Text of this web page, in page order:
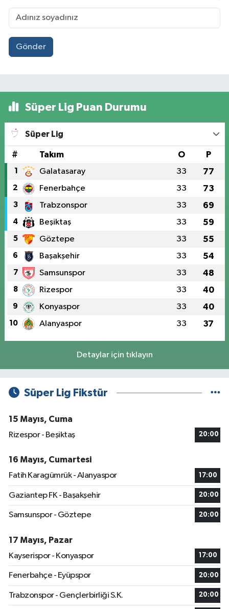
Gönder
Süper Lig Puan Durumu
Süper Lig
# Takım O P
1 Galatasaray 33 77
2 Fenerbahçe 33 73
3 Trabzonspor 33 69
4 Beşiktaş 33 59
5 Göztepe 33 55
6 Başakşehir 33 54
7 Samsunspor 33 48
8 Rizespor 33 40
9 Konyaspor 33 40
10 Alanyaspor 33 37
Detaylar için tıklayın
Süper Lig Fikstür
15 Mayıs, Cuma
Rizespor - Beşiktaş
20:00
16 Mayıs, Cumartesi
Fatih Karagümrük - Alanyaspor
17:00
Gaziantep FK - Başakşehir 20:00
Samsunspor - Göztepe 20:00
17 Mayıs, Pazar
Kayserispor - Konyaspor
17:00
Fenerbahçe - Eyüpspor 20:00
Trabzonspor - Gençlerbirliği S.K. 20:00